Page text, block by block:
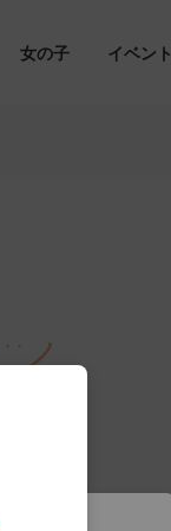
女の子 イベント